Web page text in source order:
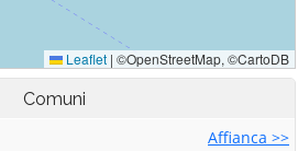
Comuni
Affianca >>